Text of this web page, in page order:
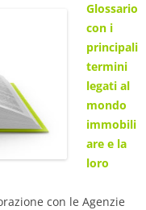
Glossario
con i
principali
termini
legati al
mondo
immobili
are e la
loro
con le Agenzie